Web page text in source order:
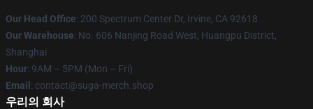
Our Head Office: 200 Spectrum Center Dr, Irvine, CA 92618
Our Warehouse: No. 606 Nanjing Road West, Huangpu District,
Shanghai
Hour: 9AM – 5PM (Mon – Fri)
Email : contact@suga-merch.shop
우리의 회사